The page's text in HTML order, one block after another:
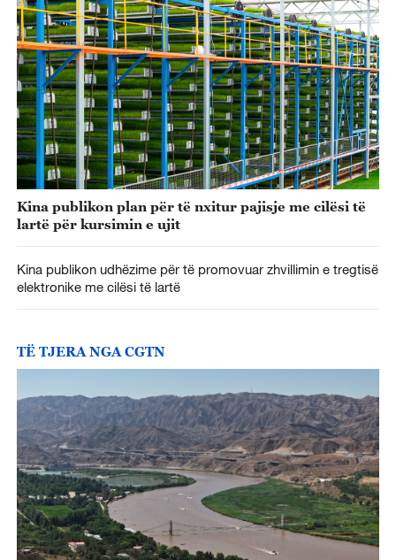
Kina publikon plan për të nxitur pajisje me cilësi të
lartë për kursimin e ujit
Kina publikon udhëzime për të promovuar zhvillimin e tregtisë
elektronike me cilësi të lartë
TË TJERA NGA CGTN